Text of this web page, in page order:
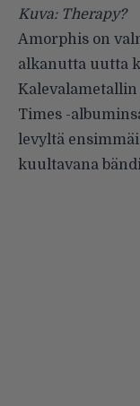
Kuva: Therapy?
Amorphis on
alkanutta uutta
Times -
levyltä
kuultavana